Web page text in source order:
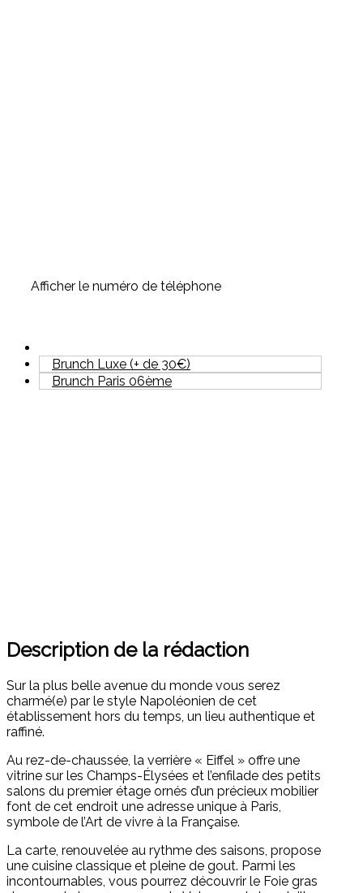
Afficher le numéro de téléphone
Brunch Luxe (+ de 30€)
Brunch Paris 06ème
Description de la rédaction
Sur la plus belle avenue du monde vous serez
charmé(e) par le style Napoléonien de cet
établissement hors du temps, un lieu authentique et
raffiné.
Au rez-de-chaussée, la verrière « Eiffel » offre une
vitrine sur les Champs-Élysées et l’enfilade des petits
salons du premier étage ornés d’un précieux mobilier
font de cet endroit une adresse unique à Paris,
symbole de l’Art de vivre à la Française.
La carte, renouvelée au rythme des saisons, propose
une cuisine classique et pleine de gout. Parmi les
incontournables, vous pourrez découvrir le Foie gras